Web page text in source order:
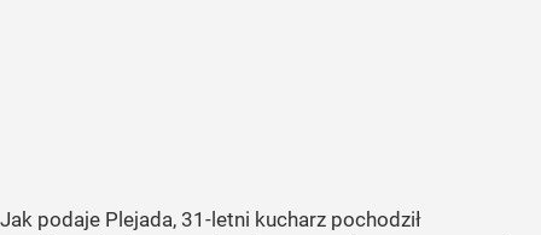
Jak podaje Plejada, 31-letni kucharz pochodził